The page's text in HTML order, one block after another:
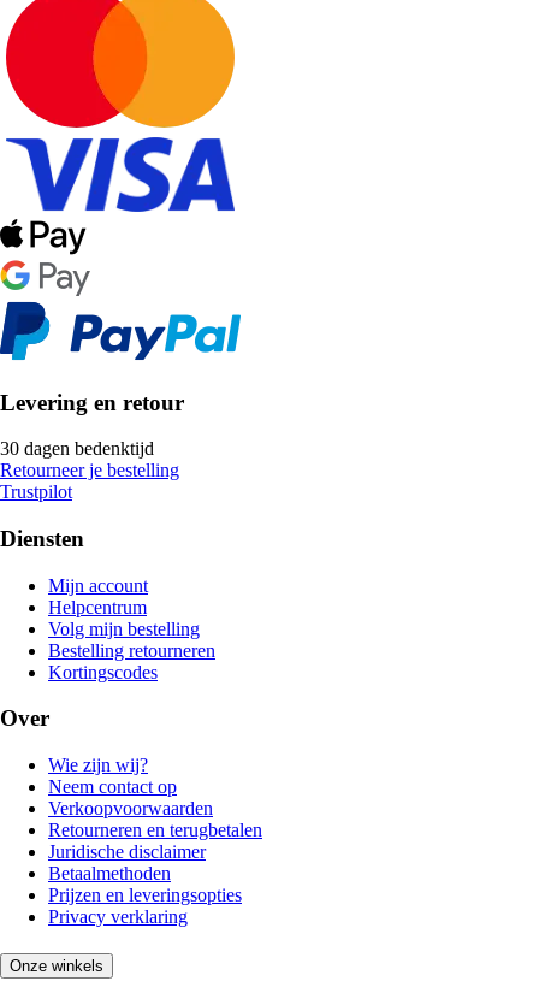
Levering en retour
30 dagen bedenktijd
Retourneer je bestelling
Trustpilot
Diensten
Mijn account
Helpcentrum
Volg mijn bestelling
Bestelling retourneren
Kortingscodes
Over
Wie zijn wij?
Neem contact op
Verkoopvoorwaarden
Retourneren en terugbetalen
Juridische disclaimer
Betaalmethoden
Prijzen en leveringsopties
Privacy verklaring
Onze winkels